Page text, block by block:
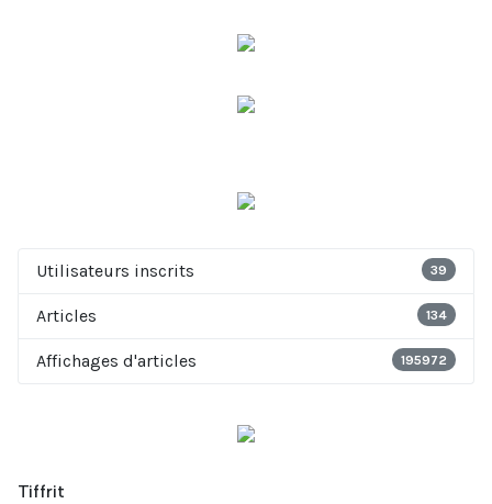
Utilisateurs inscrits 39
Articles 134
Affichages d'articles 195972
Tiffrit